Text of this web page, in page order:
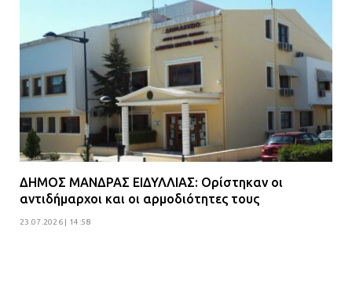
ΔΗΜΟΣ ΜΑΝΔΡΑΣ ΕΙΔΥΛΛΙΑΣ: Ορίστηκαν οι
αντιδήμαρχοι και οι αρμοδιότητες τους
23.07.2026 | 14:58